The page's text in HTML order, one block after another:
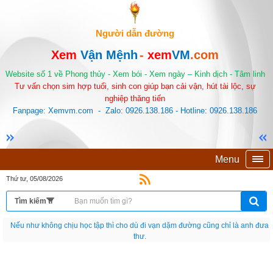
Người dẫn đường
Xem Vận Mệnh- xemVM.com
Website số 1 về Phong thủy - Xem bói - Xem ngày – Kinh dịch - Tâm linh
Tư vấn chọn sim hợp tuổi, sinh con giúp bạn cải vận, hút tài lộc, sự
nghiệp thăng tiến
Fanpage: Xemvm.com - Zalo: 0926.138.186 - Hotline: 0926.138.186
Menu
Thứ tư, 05/08/2026
Nếu như không chịu học tập thì cho dù đi vạn dặm đường cũng chỉ là anh đưa
thư.